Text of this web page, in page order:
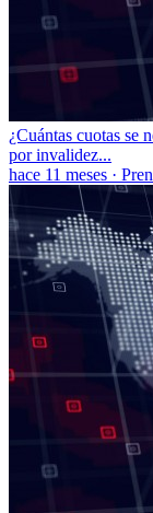
¿Cuántas cuotas se
por invalidez...
hace 11 meses ·